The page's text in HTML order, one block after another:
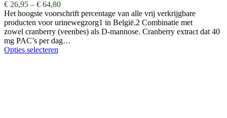
€ 26,95 – € 64,80
Het hoogste voorschrift percentage van alle vrij verkrijgbare
producten voor urinewegzorg1 in België.2 Combinatie met
zowel cranberry (veenbes) als D-mannose. Cranberry extract dat 40
mg PAC’s per dag…
Opties selecteren